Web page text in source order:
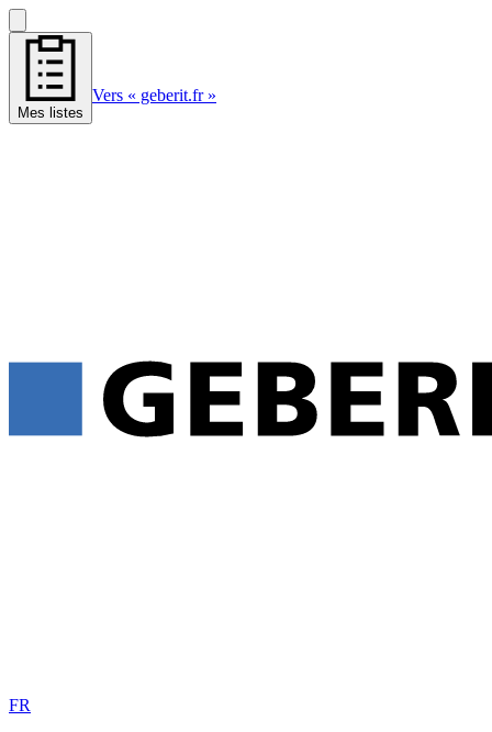
Mes listes
Vers « geberit.fr »
FR